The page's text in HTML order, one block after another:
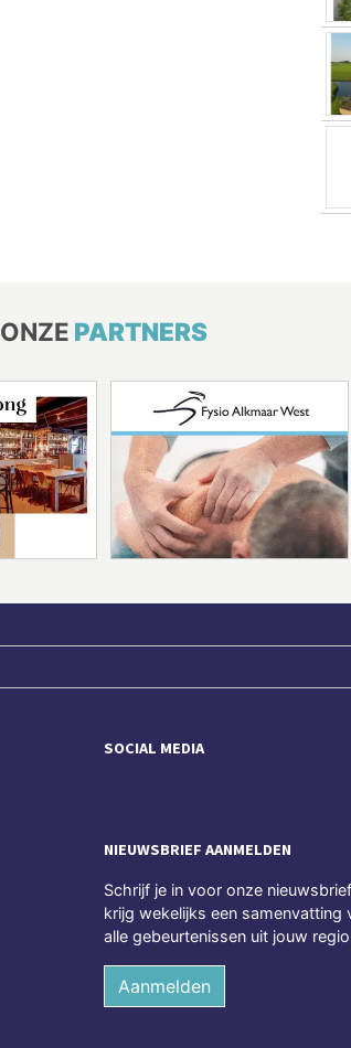
ONZE PARTNERS
SOCIAL MEDIA
NIEUWSBRIEF AANMELDEN
Schrijf je in voor onze
krijg wekelijks een samenvatting
alle gebeurtenissen uit jouw
Aanmelden